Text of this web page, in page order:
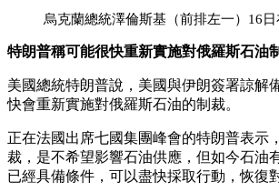
烏克蘭總統澤倫斯基（前排左一）16
特朗普稱可能很快重新實施對俄羅斯石油
美國總統特朗普說，美國與伊朗簽署諒解
快會重新實施對俄羅斯石油的制裁。
正在法國出席七國集團峰會的特朗普表示
裁，是不希望影響石油供應，但如今石油
已經具備條件，可以盡快採取行動，恢復